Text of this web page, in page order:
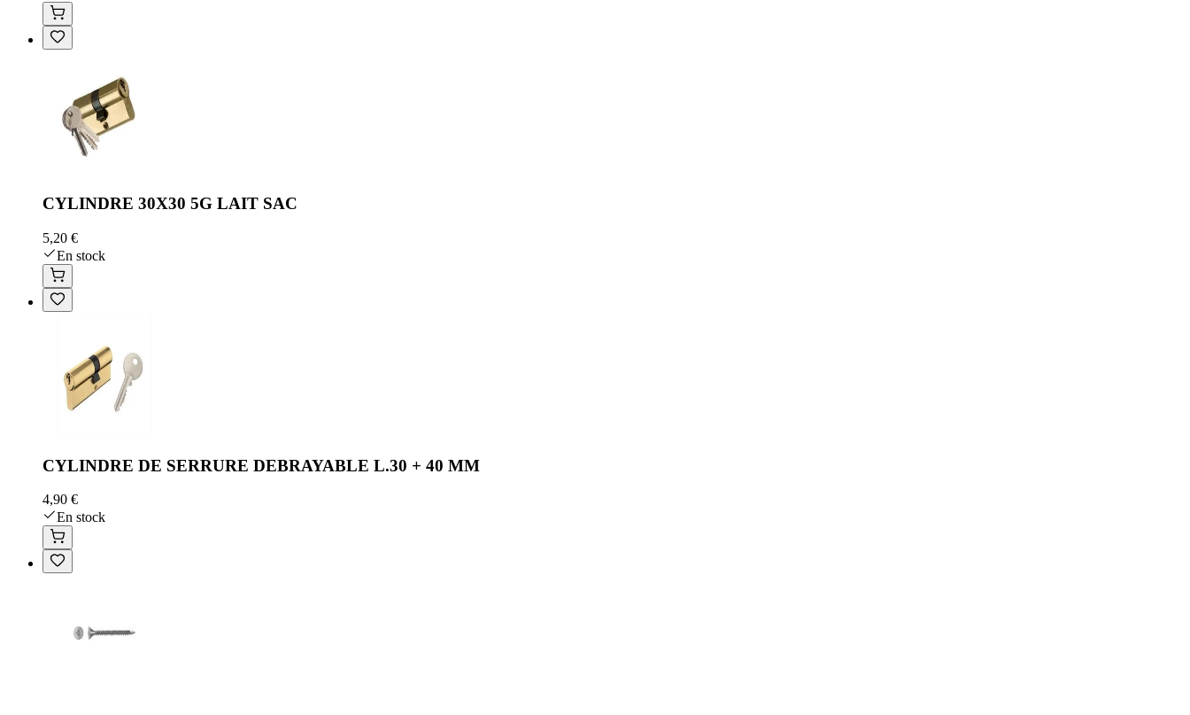
CYLINDRE 30X30 5G LAIT SAC
5,20 €
En stock
CYLINDRE DE SERRURE DEBRAYABLE L.30 + 40 MM
4,90 €
En stock